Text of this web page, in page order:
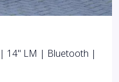
14" LM | Bluetooth |